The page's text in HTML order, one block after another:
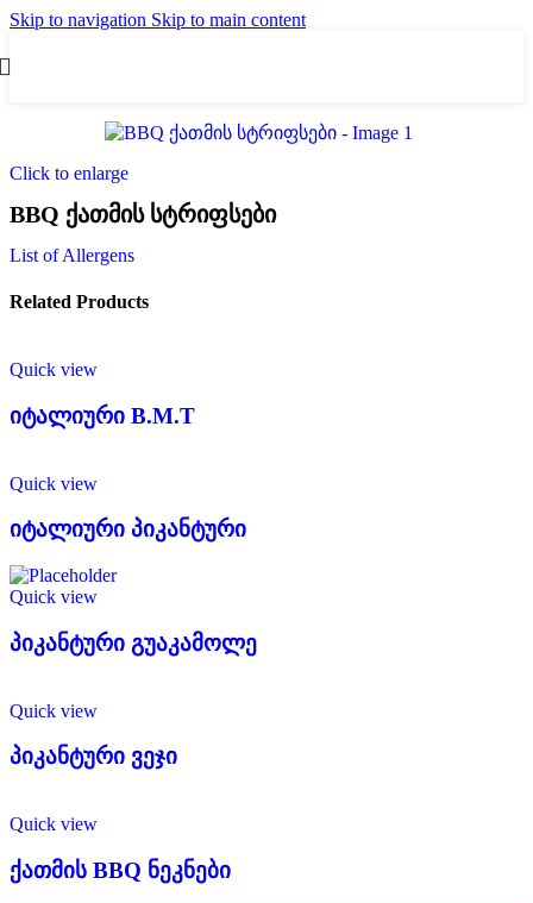
Skip to navigation Skip to main content
Click to enlarge
BBQ ქათმის სტრიფსები
List of Allergens
Related Products
Quick view
იტალიური B.M.T
Quick view
იტალიური პიკანტური
Quick view
პიკანტური გუაკამოლე
Quick view
პიკანტური ვეჯი
Quick view
ქათმის BBQ ნეკნები